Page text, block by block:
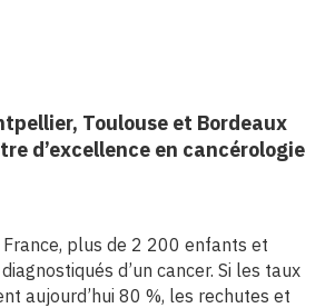
Toulouse et Bordeaux
d’excellence en cancérologie
France, plus de 2 200 enfants et
d’un cancer. Si les taux
aujourd’hui 80 %, les rechutes et